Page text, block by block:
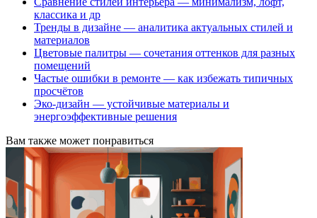
классика и др
Тренды в дизайне — аналитика актуальных стилей и
материалов
Цветовые палитры — сочетания оттенков для разных
помещений
Частые ошибки в ремонте — как избежать типичных
просчётов
Эко-дизайн — устойчивые материалы и
энергоэффективные решения
Вам также может понравиться